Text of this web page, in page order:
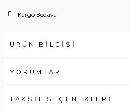
Kargo Bedava
ÜRÜN BİLGİSİ
YORUMLAR
TAKSİT SEÇENEKLERİ